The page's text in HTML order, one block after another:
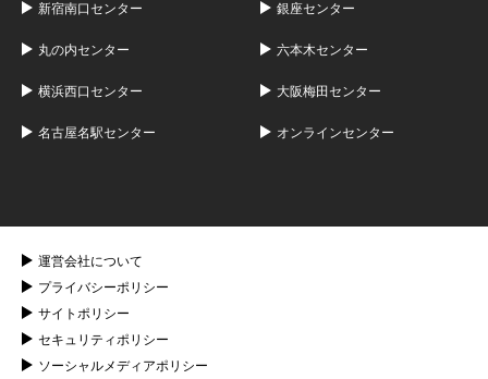
新宿南口センター 銀座センター
丸の内センター 六本木センター
横浜西口センター 大阪梅田センター
名古屋名駅センター オンラインセンター
運営会社について
プライバシーポリシー
サイトポリシー
セキュリティポリシー
ソーシャルメディアポリシー